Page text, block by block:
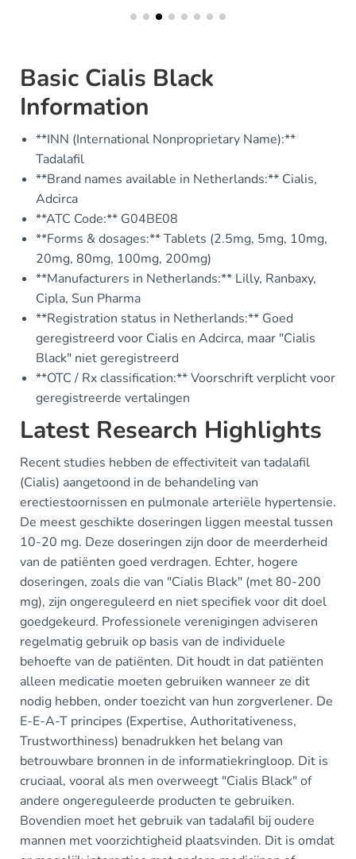
Basic Cialis Black
Information
**INN (International Nonproprietary Name):**
Tadalafil
**Brand names available in Netherlands:** Cialis,
Adcirca
**ATC Code:** G04BE08
**Forms & dosages:** Tablets (2.5mg, 5mg, 10mg,
20mg, 80mg, 100mg, 200mg)
**Manufacturers in Netherlands:** Lilly, Ranbaxy,
Cipla, Sun Pharma
**Registration status in Netherlands:** Goed
geregistreerd voor Cialis en Adcirca, maar "Cialis
Black" niet geregistreerd
**OTC / Rx classification:** Voorschrift verplicht voor
geregistreerde vertalingen
Latest Research Highlights
Recent studies hebben de effectiviteit van tadalafil
(Cialis) aangetoond in de behandeling van
erectiestoornissen en pulmonale arteriële hypertensie.
De meest geschikte doseringen liggen meestal tussen
10-20 mg. Deze doseringen zijn door de meerderheid
van de patiënten goed verdragen. Echter, hogere
doseringen, zoals die van "Cialis Black" (met 80-200
mg), zijn ongereguleerd en niet specifiek voor dit doel
goedgekeurd. Professionele verenigingen adviseren
regelmatig gebruik op basis van de individuele
behoefte van de patiënten. Dit houdt in dat patiënten
alleen medicatie moeten gebruiken wanneer ze dit
nodig hebben, onder toezicht van hun zorgverlener. De
E-E-A-T principes (Expertise, Authoritativeness,
Trustworthiness) benadrukken het belang van
betrouwbare bronnen in de informatiekringloop. Dit is
cruciaal, vooral als men overweegt "Cialis Black" of
andere ongereguleerde producten te gebruiken.
Bovendien moet het gebruik van tadalafil bij oudere
mannen met voorzichtigheid plaatsvinden. Dit is omdat